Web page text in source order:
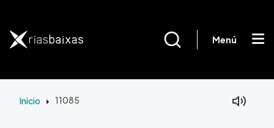
Menú
Inicio 11085